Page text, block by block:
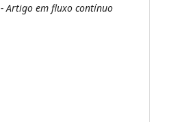
- Artigo em fluxo contínuo